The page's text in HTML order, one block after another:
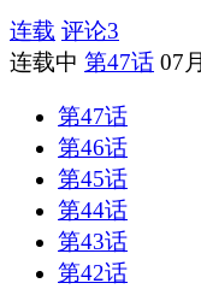
连载 评论3
连载中 第47话 07
第47话
第46话
第45话
第44话
第43话
第42话